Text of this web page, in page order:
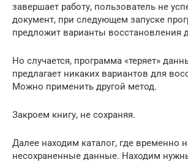
завершает работу, пользователь не
документ, при следующем запуске
предложит варианты восстановления
Но случается, программа «теряет»
предлагает никаких вариантов для
Можно применить другой метод.
Закроем книгу, не сохраняя.
Далее находим каталог, где временно
несохраненные данные. Находим